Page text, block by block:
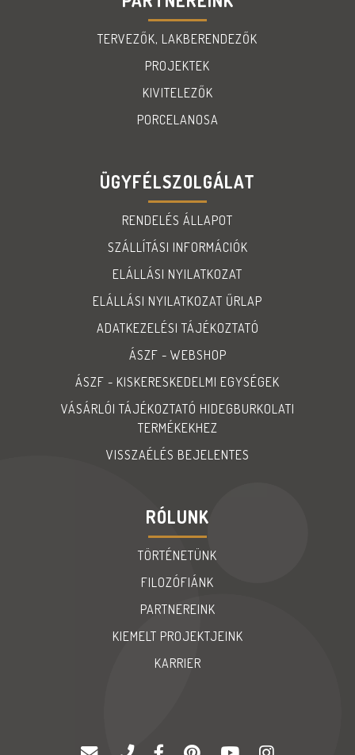
TERVEZŐK, LAKBERENDEZŐK
PROJEKTEK
KIVITELEZŐK
PORCELANOSA
ÜGYFÉLSZOLGÁLAT
RENDELÉS ÁLLAPOT
SZÁLLÍTÁSI INFORMÁCIÓK
ELÁLLÁSI NYILATKOZAT
ELÁLLÁSI NYILATKOZAT ŰRLAP
ADATKEZELÉSI TÁJÉKOZTATÓ
ÁSZF - WEBSHOP
ÁSZF - KISKERESKEDELMI EGYSÉGEK
VÁSÁRLÓI TÁJÉKOZTATÓ HIDEGBURKOLATI
TERMÉKEKHEZ
VISSZAÉLÉS BEJELENTES
RÓLUNK
TÖRTÉNETÜNK
FILOZÓFIÁNK
PARTNEREINK
KIEMELT PROJEKTJEINK
KARRIER